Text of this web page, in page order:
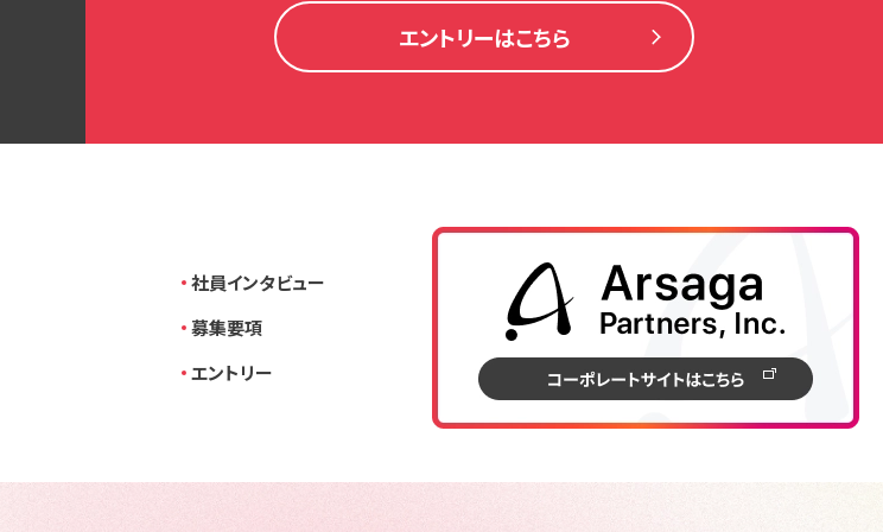
エントリーはこちら
社員インタビュー
募集要項
エントリー